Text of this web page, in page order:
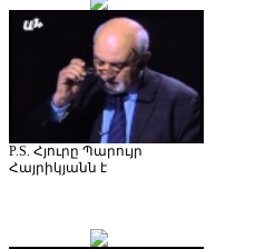
P.S. Հյուրը Պարույր
Հայրիկյանն է